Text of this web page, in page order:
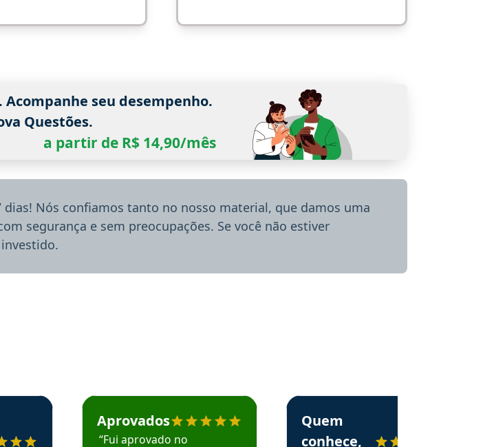
seu desempenho.
Questões.
a partir de R$ 14,90/mês
dias! Nós confiamos tanto no nosso material, que damos uma
segurança e sem preocupações. Se você não estiver
o Aprova Concursos em depoimento
Estudante Mário recomenda o Aprova Concursos em depoimento
Aprovados
“Fui aprovado no
Estudante Alessandra recomenda o Aprova
Quem
conhece,